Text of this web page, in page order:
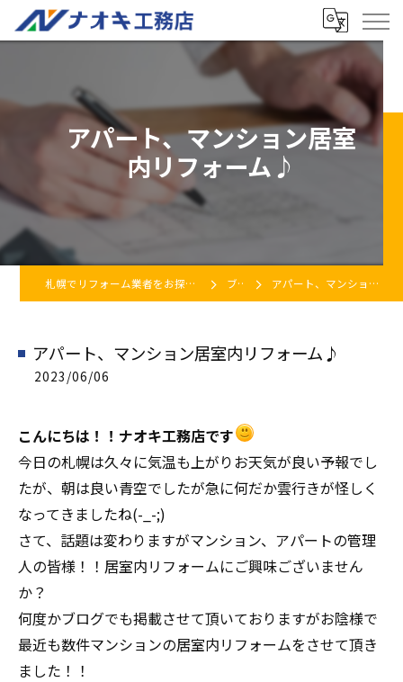
アパート、マンション居室
内リフォーム♪
札幌でリフォーム業者をお探しなら株式会社ナオキ工務店 ブログ アパート、マンション居室内リフォーム♪
アパート、マンション居室内リフォーム♪
2023/06/06
こんにちは！！ナオキ工務店です
今日の札幌は久々に気温も上がりお天気が良い予報でし
たが、朝は良い青空でしたが急に何だか雲行きが怪しく
なってきましたね(-_-;)
さて、話題は変わりますがマンション、アパートの管理
人の皆様！！居室内リフォームにご興味ございません
か？
何度かブログでも掲載させて頂いておりますがお陰様で
最近も数件マンションの居室内リフォームをさせて頂き
ました！！